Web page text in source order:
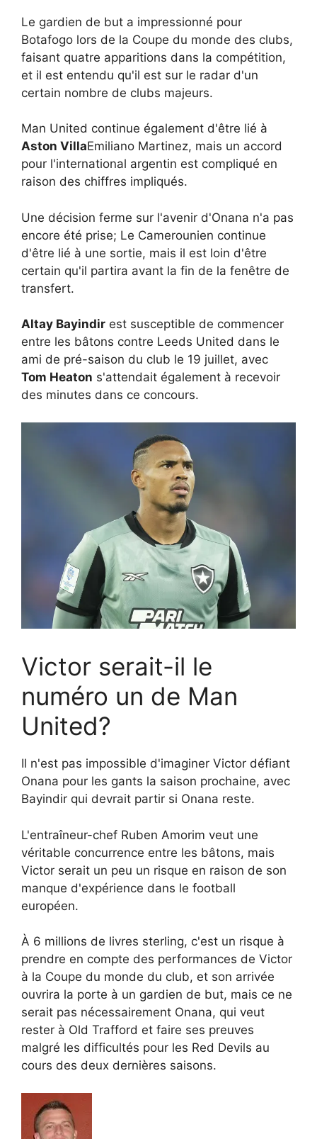
Le gardien de but a impressionné pour
Botafogo lors de la Coupe du monde des clubs,
faisant quatre apparitions dans la compétition,
et il est entendu qu'il est sur le radar d'un
certain nombre de clubs majeurs.
Man United continue également d'être lié à
Aston VillaEmiliano Martinez, mais un accord
pour l'international argentin est compliqué en
raison des chiffres impliqués.
Une décision ferme sur l'avenir d'Onana n'a pas
encore été prise; Le Camerounien continue
d'être lié à une sortie, mais il est loin d'être
certain qu'il partira avant la fin de la fenêtre de
transfert.
Altay Bayindir est susceptible de commencer
entre les bâtons contre Leeds United dans le
ami de pré-saison du club le 19 juillet, avec
Tom Heaton s'attendait également à recevoir
des minutes dans ce concours.
Victor serait-il le
numéro un de Man
United?
Il n'est pas impossible d'imaginer Victor défiant
Onana pour les gants la saison prochaine, avec
Bayindir qui devrait partir si Onana reste.
L'entraîneur-chef Ruben Amorim veut une
véritable concurrence entre les bâtons, mais
Victor serait un peu un risque en raison de son
manque d'expérience dans le football
européen.
À 6 millions de livres sterling, c'est un risque à
prendre en compte des performances de Victor
à la Coupe du monde du club, et son arrivée
ouvrira la porte à un gardien de but, mais ce ne
serait pas nécessairement Onana, qui veut
rester à Old Trafford et faire ses preuves
malgré les difficultés pour les Red Devils au
cours des deux dernières saisons.